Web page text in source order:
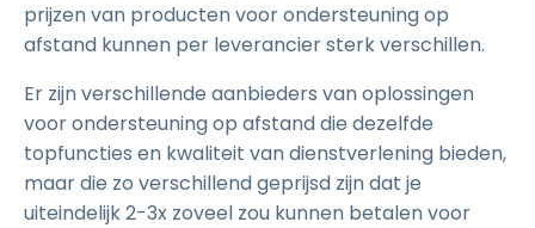
prijzen van producten voor ondersteuning op
afstand kunnen per leverancier sterk verschillen.
Er zijn verschillende aanbieders van oplossingen
voor ondersteuning op afstand die dezelfde
topfuncties en kwaliteit van dienstverlening bieden,
maar die zo verschillend geprijsd zijn dat je
uiteindelijk 2-3x zoveel zou kunnen betalen voor